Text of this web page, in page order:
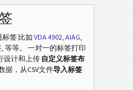
标签 比如 VDA 4902, AIAG,
, 等等。 一对一的标签打印
设计和上传 自定义标签布
据，从CSV文件导入标签